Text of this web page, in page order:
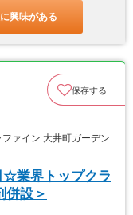
興味がある
保存する
ァイン 大井町ガーデン
☆業界トップクラ
併設＞